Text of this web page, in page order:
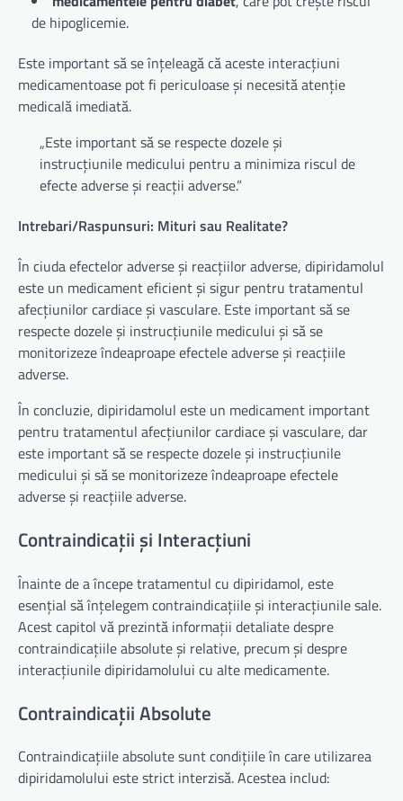
de hipoglicemie.
Este important să se înțeleagă că aceste interacțiuni
medicamentoase pot fi periculoase și necesită atenție
medicală imediată.
„Este important să se respecte dozele și
instrucțiunile medicului pentru a minimiza riscul de
efecte adverse și reacții adverse.”
Intrebari/Raspunsuri: Mituri sau Realitate?
În ciuda efectelor adverse și reacțiilor adverse, dipiridamolul
este un medicament eficient și sigur pentru tratamentul
afecțiunilor cardiace și vasculare. Este important să se
respecte dozele și instrucțiunile medicului și să se
monitorizeze îndeaproape efectele adverse și reacțiile
adverse.
În concluzie, dipiridamolul este un medicament important
pentru tratamentul afecțiunilor cardiace și vasculare, dar
este important să se respecte dozele și instrucțiunile
medicului și să se monitorizeze îndeaproape efectele
adverse și reacțiile adverse.
Contraindicații și Interacțiuni
Înainte de a începe tratamentul cu dipiridamol, este
esențial să înțelegem contraindicațiile și interacțiunile sale.
Acest capitol vă prezintă informații detaliate despre
contraindicațiile absolute și relative, precum și despre
interacțiunile dipiridamolului cu alte medicamente.
Contraindicații Absolute
Contraindicațiile absolute sunt condițiile în care utilizarea
dipiridamolului este strict interzisă. Acestea includ: